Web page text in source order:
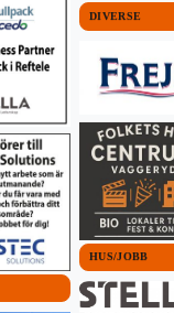
DIVERSE
HUS/JOBB